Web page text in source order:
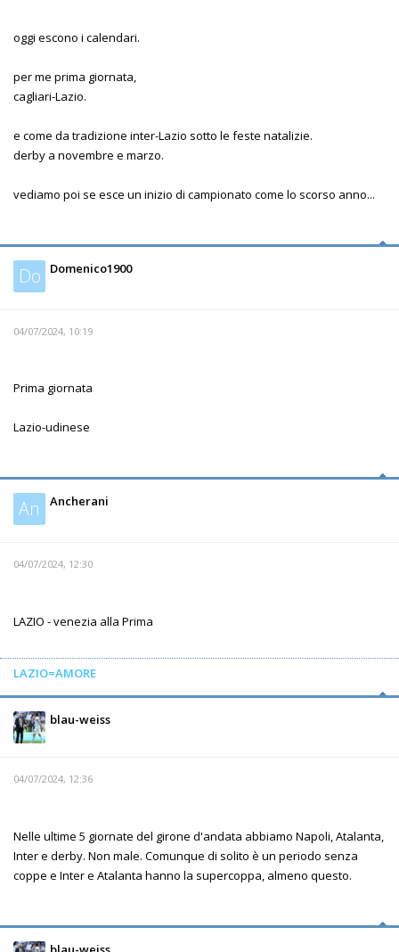
oggi escono i calendari.
per me prima giornata,
cagliari-Lazio.
e come da tradizione inter-Lazio sotto le feste natalizie.
derby a novembre e marzo.
vediamo poi se esce un inizio di campionato come lo scorso anno...
Do Domenico1900
04/07/2024, 10:19
Prima giornata
Lazio-udinese
An Ancherani
04/07/2024, 12:30
LAZIO - venezia alla Prima
LAZIO=AMORE
blau-weiss
04/07/2024, 12:36
Nelle ultime 5 giornate del girone d'andata abbiamo Napoli, Atalanta,
Inter e derby. Non male. Comunque di solito è un periodo senza
coppe e Inter e Atalanta hanno la supercoppa, almeno questo.